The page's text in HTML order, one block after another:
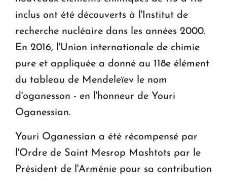
inclus ont été découverts à l'Institut de
recherche nucléaire dans les années 2000.
En 2016, l'Union internationale de chimie
pure et appliquée a donné au 118e élément
du tableau de Mendeleïev le nom
d'oganesson - en l'honneur de Youri
Oganessian.
Youri Oganessian a été récompensé par
l'Ordre de Saint Mesrop Mashtots par le
Président de l'Arménie pour sa contribution